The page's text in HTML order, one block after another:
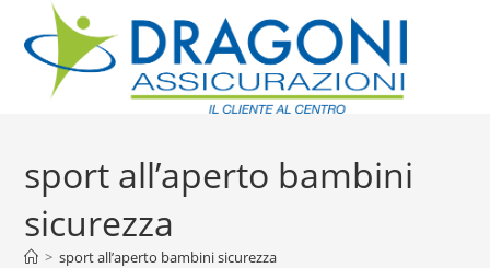
sport all’aperto bambini
sicurezza
> sport all’aperto bambini sicurezza